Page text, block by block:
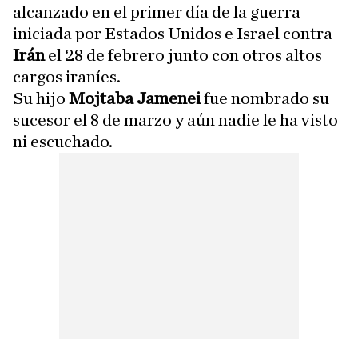
alcanzado en el primer día de la guerra
iniciada por Estados Unidos e Israel contra
Iránel 28 de febrero junto con otros altos
cargos iraníes.
Su hijo Mojtaba Jameneifue nombrado su
sucesor el 8 de marzo y aún nadie le ha visto
ni escuchado.